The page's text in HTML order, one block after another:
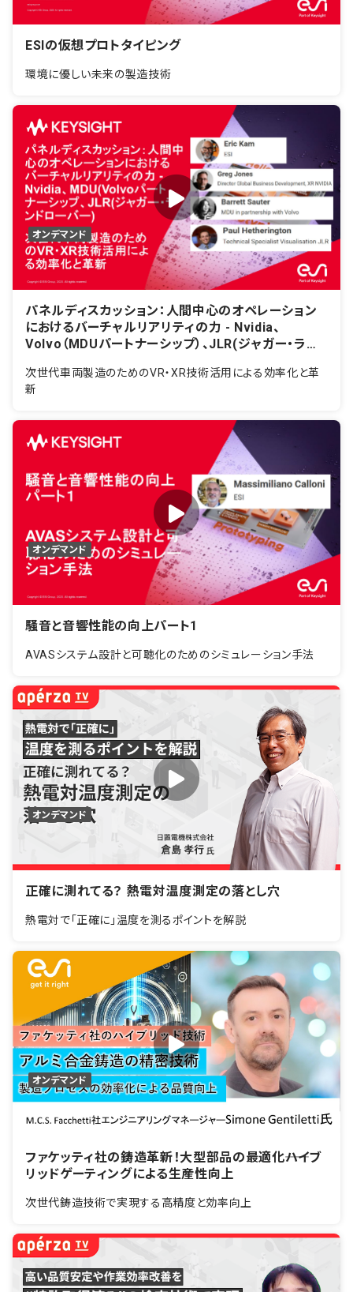
ESIの仮想プロトタイピング
環境に優しい未来の製造技術
オンデマンド
パネルディスカッション：人間中心のオペレーション
におけるバーチャルリアリティの力 - Nvidia、
Volvo（MDUパートナーシップ）、JLR(ジャガー・ラン
次世代車両製造のためのVR・XR技術活用による効率化と革
新
オンデマンド
騒音と音響性能の向上パート1
AVASシステム設計と可聴化のためのシミュレーション手法
オンデマンド
正確に測れてる？ 熱電対温度測定の落とし穴
熱電対で「正確に」温度を測るポイントを解説
オンデマンド
ファケッティ社の鋳造革新！大型部品の最適化――ハイブ
リッドゲーティングによる生産性向上
次世代鋳造技術で実現する高精度と効率向上